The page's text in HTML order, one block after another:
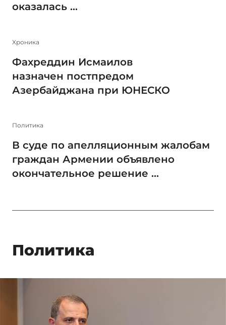
оказалась ...
Xроника
Фахреддин Исмаилов
назначен постпредом
Азербайджана при ЮНЕСКО
Политика
В суде по апелляционным жалобам
граждан Армении объявлено
окончательное решение ...
Политика